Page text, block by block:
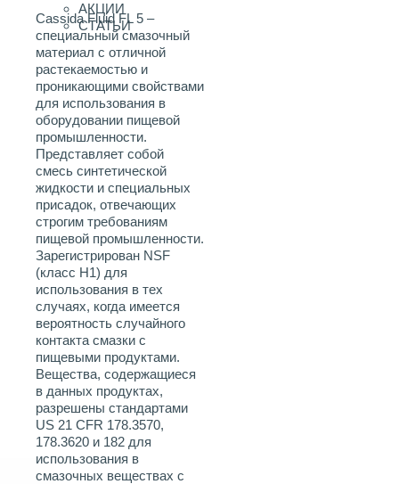
АКЦИИ
СТАТЬИ
Cassida Fluid FL 5 –
специальный смазочный
материал с отличной
растекаемостью и
проникающими свойствами
для использования в
оборудовании пищевой
промышленности.
Представляет собой
смесь синтетической
жидкости и специальных
присадок, отвечающих
строгим требованиям
пищевой промышленности.
Зарегистрирован NSF
(класс H1) для
использования в тех
случаях, когда имеется
вероятность случайного
контакта смазки с
пищевыми продуктами.
Вещества, содержащиеся
в данных продуктах,
разрешены стандартами
US 21 CFR 178.3570,
178.3620 и 182 для
использования в
смазочных веществах с